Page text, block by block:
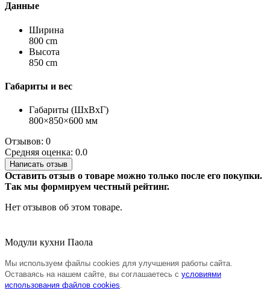
Данные
Ширина
800 cm
Высота
850 cm
Габариты и вес
Габариты (ШхВхГ)
800×850×600 мм
Отзывов: 0
Средняя оценка: 0.0
Написать отзыв
Оставить отзыв о товаре можно только после его покупки.
Так мы формируем честный рейтинг.
Нет отзывов об этом товаре.
Модули кухни Паола
Мы используем файлы cookies для улучшения работы сайта.
Оставаясь на нашем сайте, вы соглашаетесь с условиями
использования файлов cookies.